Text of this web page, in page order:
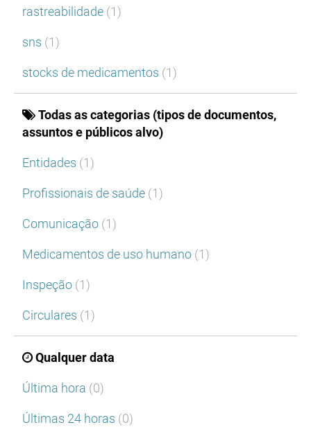
rastreabilidade (1)
sns (1)
stocks de medicamentos (1)
Todas as categorias (tipos de documentos,
assuntos e públicos alvo)
Entidades (1)
Profissionais de saúde (1)
Comunicação (1)
Medicamentos de uso humano (1)
Inspeção (1)
Circulares (1)
Qualquer data
Última hora (0)
Últimas 24 horas (0)